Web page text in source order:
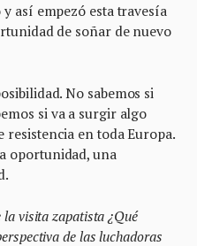
así empezó esta travesía
de soñar de nuevo
No sabemos si
si va a surgir algo
resistencia en toda Europa.
oportunidad, una
la visita zapatista ¿Qué
de las luchadoras